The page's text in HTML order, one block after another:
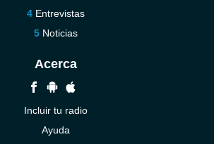
Entrevistas
Noticias
Acerca
Incluir tu radio
Ayuda